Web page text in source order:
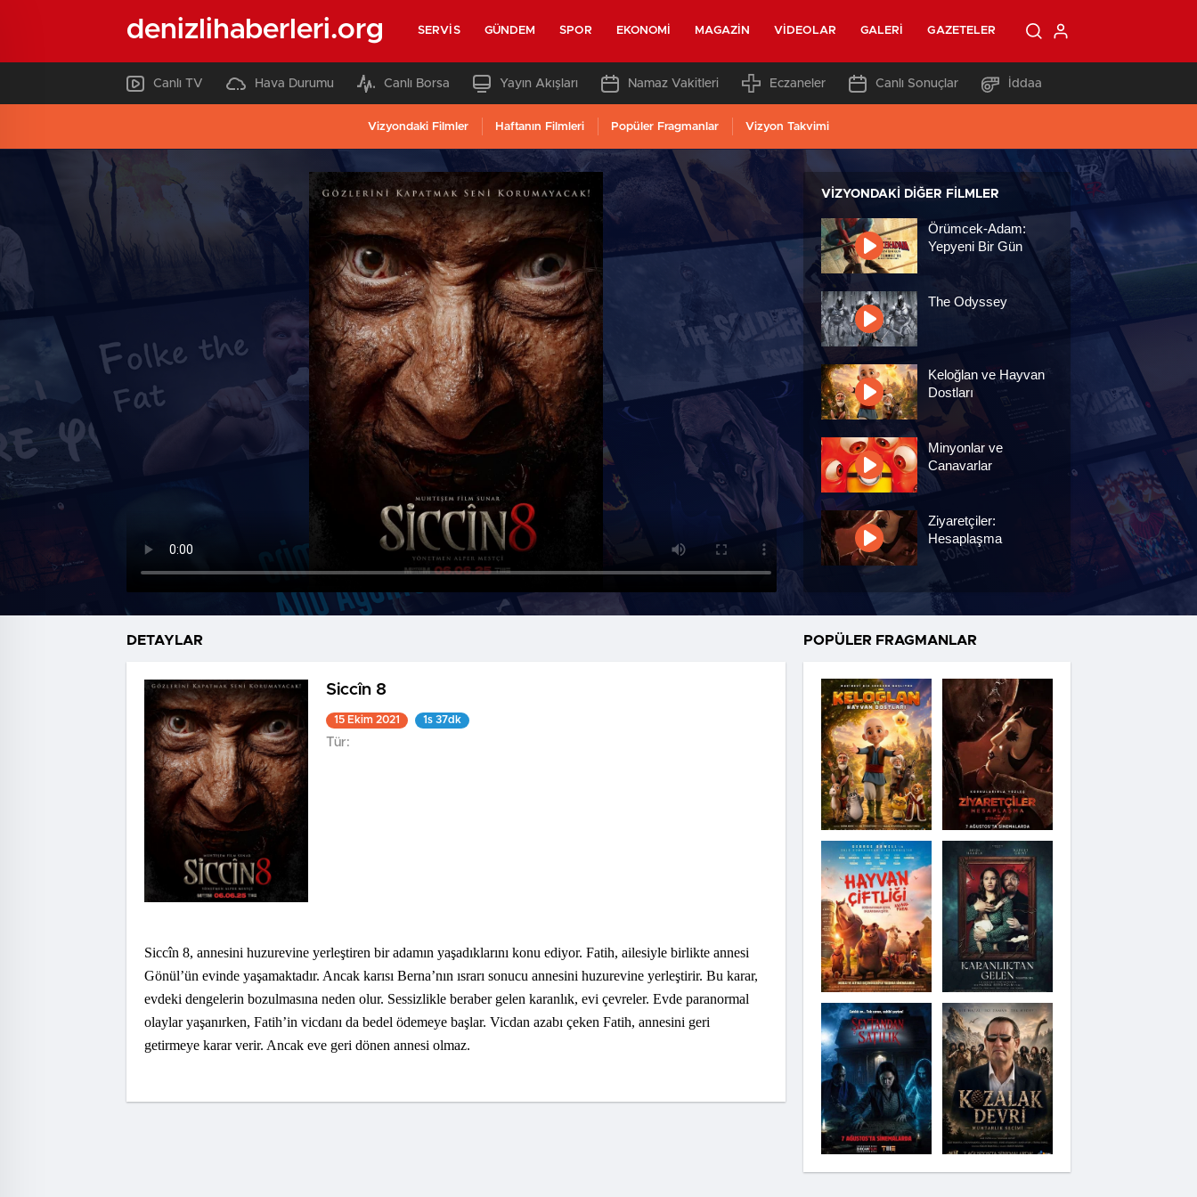
denizlihaberleri.org SERVIS GÜNDEM SPOR EKONOMI MAGAZIN VIDEOLAR GALERI GAZETELER
Canlı TV Hava Durumu Canlı Borsa Yayın Akışları Namaz Vakitleri Eczaneler Canlı Sonuçlar İddaa
Vizyondaki Filmler Haftanın Filmleri Popüler Fragmanlar Vizyon Takvimi
VIZYONDAKI DIĞER FILMLER
Örümcek-Adam:
Yepyeni Bir Gün
The Odyssey
Keloğlan ve Hayvan
Dostları
Minyonlar ve
Canavarlar
Ziyaretçiler:
Hesaplaşma
Nasreddin Hoca:
Zaman Yolcusu 4
Hayvan Çiftliği
Karanlıktan Gelen
Şeytandan Satılık
Kozalak Devri
Moana
DETAYLAR
Siccîn 8
15 Ekim 2021 1s 37dk
Tür:
Siccîn 8, annesini huzurevine yerleştiren bir adamın yaşadıklarını konu ediyor. Fatih, ailesiyle birlikte annesi
Gönül’ün evinde yaşamaktadır. Ancak karısı Berna’nın ısrarı sonucu annesini huzurevine yerleştirir. Bu karar,
evdeki dengelerin bozulmasına neden olur. Sessizlikle beraber gelen karanlık, evi çevreler. Evde paranormal
olaylar yaşanırken, Fatih’in vicdanı da bedel ödemeye başlar. Vicdan azabı çeken Fatih, annesini geri
getirmeye karar verir. Ancak eve geri dönen annesi olmaz.
POPÜLER FRAGMANLAR